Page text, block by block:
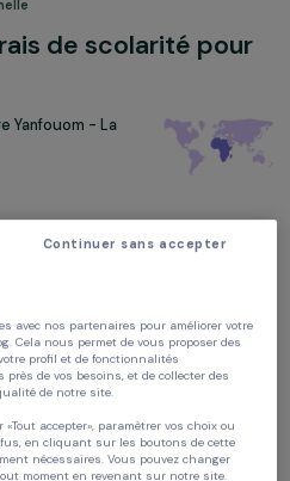
frais de scolarité
Yanfouom - La
avec nos partenaires pour améliorer
blog. Cela nous permet de vous proposer
à votre profil et de fonctionnalités
Continuer sans accepter